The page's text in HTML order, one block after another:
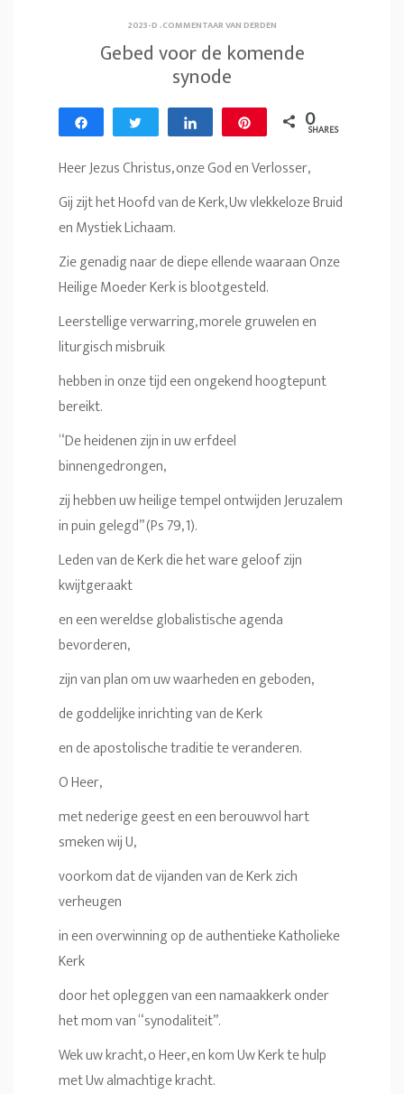
2023-D.COMMENTAAR VAN DERDEN
Gebed voor de komende
synode
Share Tweet Share 0
SHARES
Heer Jezus Christus, onze God en Verlosser,
Gij zijt het Hoofd van de Kerk, Uw vlekkeloze Bruid
en Mystiek Lichaam.
Zie genadig naar de diepe ellende waaraan Onze
Heilige Moeder Kerk is blootgesteld.
Leerstellige verwarring, morele gruwelen en
liturgisch misbruik
hebben in onze tijd een ongekend hoogtepunt
bereikt.
“De heidenen zijn in uw erfdeel
binnengedrongen,
zij hebben uw heilige tempel ontwijden Jeruzalem
in puin gelegd” (Ps 79, 1).
Leden van de Kerk die het ware geloof zijn
kwijtgeraakt
en een wereldse globalistische agenda
bevorderen,
zijn van plan om uw waarheden en geboden,
de goddelijke inrichting van de Kerk
en de apostolische traditie te veranderen.
O Heer,
met nederige geest en een berouwvol hart
smeken wij U,
voorkom dat de vijanden van de Kerk zich
verheugen
in een overwinning op de authentieke Katholieke
Kerk
door het opleggen van een namaakkerk onder
het mom van “synodaliteit”.
Wek uw kracht, o Heer, en kom Uw Kerk te hulp
met Uw almachtige kracht.